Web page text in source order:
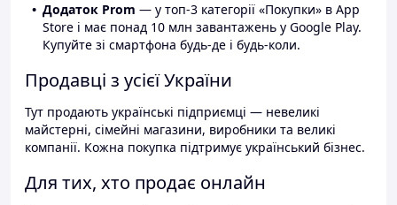
Додаток Prom — у топ-3 категорії «Покупки» в App
Store і має понад 10 млн завантажень у Google Play.
Купуйте зі смартфона будь-де і будь-коли.
Продавці з усієї України
Тут продають українські підприємці — невеликі
майстерні, сімейні магазини, виробники та великі
компанії. Кожна покупка підтримує український бізнес.
Для тих, хто продає онлайн